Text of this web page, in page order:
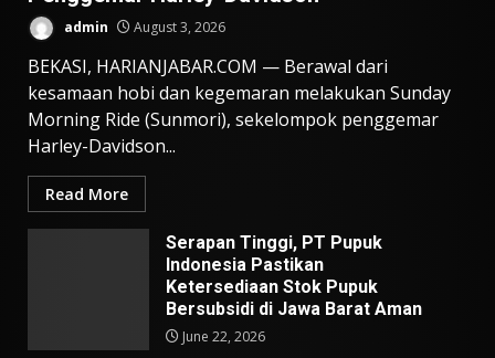
admin August 3, 2026
BEKASI, HARIANJABAR.COM — Berawal dari
kesamaan hobi dan kegemaran melakukan Sunday
Morning Ride (Sunmori), sekelompok penggemar
Harley-Davidson...
Read More
Serapan Tinggi, PT Pupuk
Indonesia Pastikan
Ketersediaan Stok Pupuk
Bersubsidi di Jawa Barat Aman
June 22, 2026